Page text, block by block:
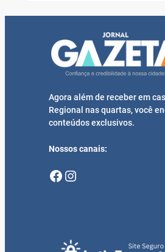
Agora além de receber em
Regional nas quartas, você
conteúdos exclusivos.
Nossos canais:
Facebook Instagram